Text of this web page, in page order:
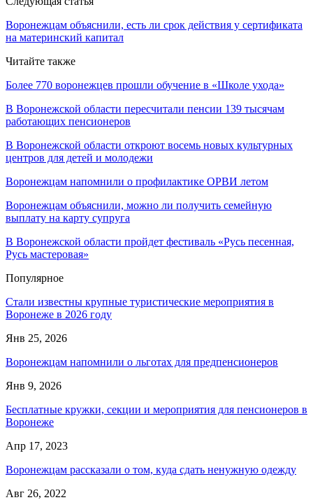
Воронежцам объяснили, есть ли срок действия у сертификата
на материнский капитал
Читайте также
Более 770 воронежцев прошли обучение в «Школе ухода»
В Воронежской области пересчитали пенсии 139 тысячам
работающих пенсионеров
В Воронежской области откроют восемь новых культурных
центров для детей и молодежи
Воронежцам напомнили о профилактике ОРВИ летом
Воронежцам объяснили, можно ли получить семейную
выплату на карту супруга
В Воронежской области пройдет фестиваль «Русь песенная,
Русь мастеровая»
Популярное
Стали известны крупные туристические мероприятия в
Воронеже в 2026 году
Янв 25, 2026
Воронежцам напомнили о льготах для предпенсионеров
Янв 9, 2026
Бесплатные кружки, секции и мероприятия для пенсионеров в
Воронеже
Апр 17, 2023
Воронежцам рассказали о том, куда сдать ненужную одежду
Авг 26, 2022